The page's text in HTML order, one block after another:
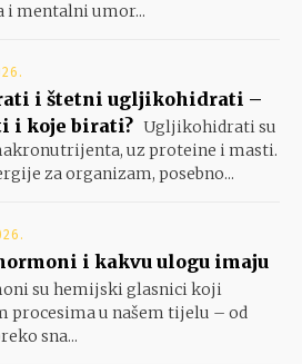
i mentalni umor...
i štetni ugljikohidrati –
i koje birati? Ugljikohidrati su
uz proteine i masti.
za organizam, posebno...
i kakvu ulogu imaju
su hemijski glasnici koji
procesima u našem tijelu – od
sna...